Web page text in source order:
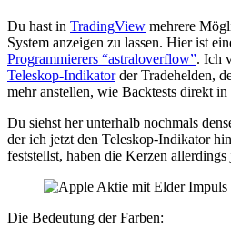
Du hast in TradingView mehrere
System anzeigen zu lassen. Hier ist
Programmierers “astraloverflow”. Ich
Teleskop-Indikatorder Tradehelden,
mehr anstellen, wie Backtests direkt
Du siehst her unterhalb nochmals
der ich jetzt den Teleskop-Indikator
feststellst, haben die Kerzen allerdings
Die Bedeutung der Farben: